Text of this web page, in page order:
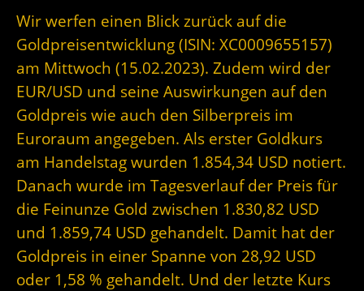
Wir werfen einen Blick zurück auf die
Goldpreisentwicklung (ISIN: XC0009655157)
am Mittwoch (15.02.2023). Zudem wird der
EUR/USD und seine Auswirkungen auf den
Goldpreis wie auch den Silberpreis im
Euroraum angegeben. Als erster Goldkurs
am Handelstag wurden 1.854,34 USD notiert.
Danach wurde im Tagesverlauf der Preis für
die Feinunze Gold zwischen 1.830,82 USD
und 1.859,74 USD gehandelt. Damit hat der
Goldpreis in einer Spanne von 28,92 USD
oder 1,58 % gehandelt. Und der letzte Kurs